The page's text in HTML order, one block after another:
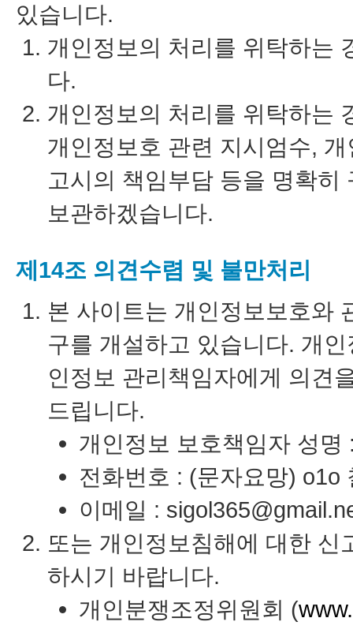
있습니다.
개인정보의 처리를 위탁하는
다.
개인정보의 처리를 위탁하는
개인정보호 관련 지시엄수,
고시의 책임부담 등을 명확
보관하겠습니다.
제14조 의견수렴 및 불만처리
본 사이트는 개인정보보호와
구를 개설하고 있습니다. 개
인정보 관리책임자에게 의견
드립니다.
개인정보 보호책임자 성명
전화번호 : (문자요망) o1o
이메일 :
또는 개인정보침해에 대한
하시기 바랍니다.
개인분쟁조정위원회 (